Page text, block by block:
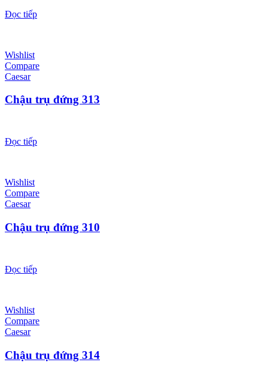
Đọc tiếp
Wishlist
Compare
Caesar
Chậu trụ đứng 313
Đọc tiếp
Wishlist
Compare
Caesar
Chậu trụ đứng 310
Đọc tiếp
Wishlist
Compare
Caesar
Chậu trụ đứng 314